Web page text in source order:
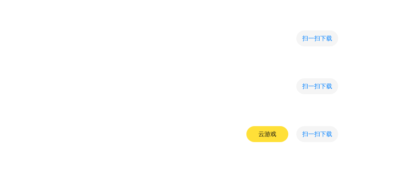
扫一扫下载
扫一扫下载
云游戏 扫一扫下载